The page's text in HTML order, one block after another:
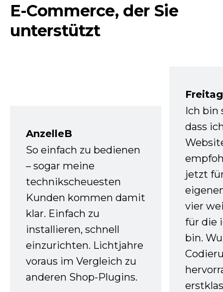
E-Commerce, der Sie
unterstützt
AnzelleB
So einfach zu bedienen
– sogar meine
technikscheuesten
Kunden kommen damit
klar. Einfach zu
installieren, schnell
einzurichten. Lichtjahre
voraus im Vergleich zu
anderen Shop-Plugins.
Ich bin
dass
jetzt
vier
für die
bin.